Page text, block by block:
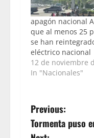
apagón nacional
que al menos 25
se han
eléctrico nacional
12 de noviembre
In "Nacionales"
P
o
Previous:
Tormenta puso